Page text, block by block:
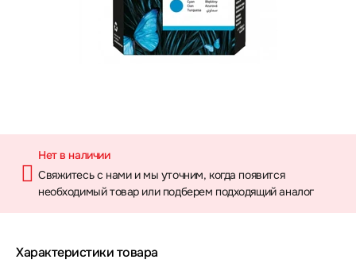
Нет в наличии
Свяжитесь с нами и мы уточним, когда появится
необходимый товар или подберем подходящий аналог
Характеристики товара